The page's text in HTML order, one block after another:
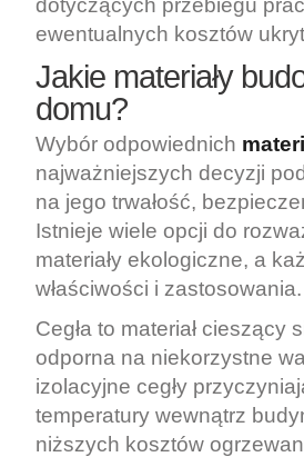
dotyczących przebiegu
ewentualnych kosztów
Jakie materiały
domu?
Wybór odpowiednich
najważniejszych decyzji
na jego trwałość,
Istnieje wiele opcji do
materiały ekologiczne, a
właściwości i zastosowania.
Cegła to materiał cieszący
odporna na niekorzystne
izolacyjne cegły
temperatury wewnątrz
niższych kosztów